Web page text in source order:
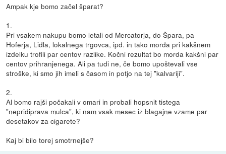
Ampak kje bomo začel šparat?
1.
Pri vsakem nakupu bomo letali od Mercatorja, do Špara, pa
Hoferja, Lidla, lokalnega trgovca, ipd. in tako morda pri kakšnem
izdelku trofili par centov razlike. Kočni rezultat bo morda kakšni par
centov prihranjenega. Ali pa tudi ne, če bomo upoštevali vse
stroške, ki smo jih imeli s časom in potjo na tej "kalvariji".
2.
Al bomo rajši počakali v omari in probali hopsnit tistega
"nepridiprava mulca", ki nam vsak mesec iz blagajne vzame par
desetakov za cigarete?
Kaj bi bilo torej smotrnejše?